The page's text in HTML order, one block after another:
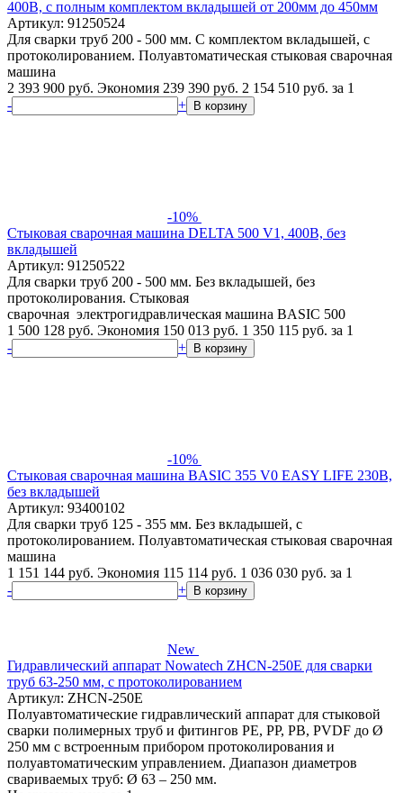
400В, с полным комплектом вкладышей от 200мм до 450мм
Артикул: 91250524
Для сварки труб 200 - 500 мм. С комплектом вкладышей, с
протоколированием. Полуавтоматическая стыковая сварочная
машина
2 393 900 руб. Экономия 239 390 руб. 2 154 510 руб. за 1
-
+ В корзину
-10%
Стыковая сварочная машина DELTA 500 V1, 400В, без
вкладышей
Артикул: 91250522
Для сварки труб 200 - 500 мм. Без вкладышей, без
протоколирования. Стыковая
сварочная электрогидравлическая машина BASIC 500
1 500 128 руб. Экономия 150 013 руб. 1 350 115 руб. за 1
-
+ В корзину
-10%
Стыковая сварочная машина BASIC 355 V0 EASY LIFE 230В,
без вкладышей
Артикул: 93400102
Для сварки труб 125 - 355 мм. Без вкладышей, с
протоколированием. Полуавтоматическая стыковая сварочная
машина
1 151 144 руб. Экономия 115 114 руб. 1 036 030 руб. за 1
-
+ В корзину
New
Гидравлический аппарат Nowatech ZHCN-250E для сварки
труб 63-250 мм, с протоколированием
Артикул: ZHCN-250E
Полуавтоматические гидравлический аппарат для стыковой
сварки полимерных труб и фитингов PE, PP, PB, PVDF до Ø
250 мм с встроенным прибором протоколирования и
полуавтоматическим управлением. Диапазон диаметров
свариваемых труб: Ø 63 – 250 мм.